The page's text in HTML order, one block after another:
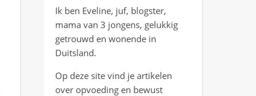
Ik ben Eveline, juf, blogster,
mama van 3 jongens, gelukkig
getrouwd en wonende in
Duitsland.
Op deze site vind je artikelen
over opvoeding en bewust